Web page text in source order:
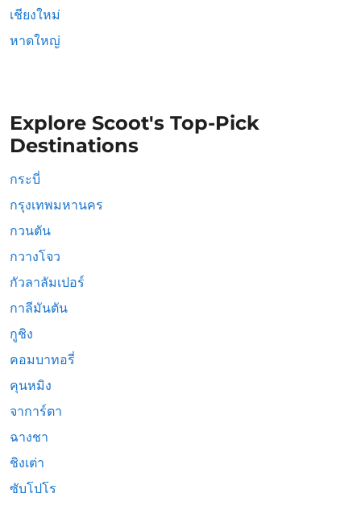
เชียงใหม่
หาดใหญ่
Explore Scoot's Top-Pick
Destinations
กระบี่
กรุงเทพมหานคร
กวนตัน
กวางโจว
กัวลาลัมเปอร์
กาลีมันตัน
กูชิง
คอมบาทอรี่
คุนหมิง
จาการ์ตา
ฉางชา
ชิงเต่า
ซับโปโร